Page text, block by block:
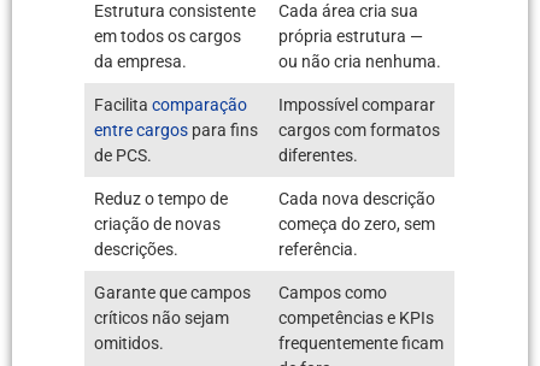
Estrutura consistente
em todos os cargos
da empresa.
Cada área cria sua
própria estrutura —
ou não cria nenhuma.
Facilitacomparação
entre cargos para fins
de PCS.
Impossível comparar
cargos com formatos
diferentes.
Reduz o tempo de
criação de novas
descrições.
Cada nova descrição
começa do zero, sem
referência.
Garante que campos
críticos não sejam
omitidos.
Campos como
competências e KPIs
frequentemente ficam